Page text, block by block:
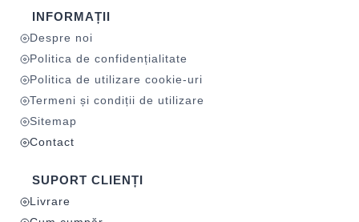
INFORMAȚII
Despre noi
Politica de confidențialitate
Politica de utilizare cookie-uri
Termeni și condiții de utilizare
Sitemap
Contact
SUPORT CLIENȚI
Livrare